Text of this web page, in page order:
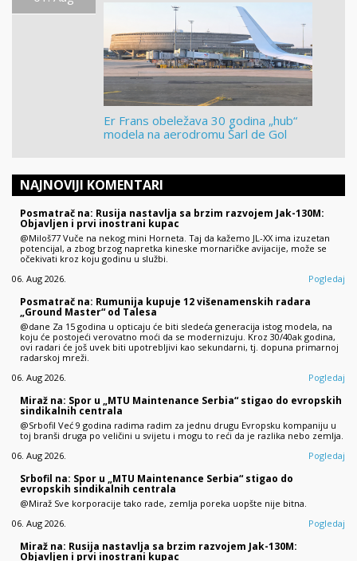
Er Frans obeležava 30 godina „hub“
modela na aerodromu Šarl de Gol
NAJNOVIJI KOMENTARI
Posmatrač na: Rusija nastavlja sa brzim razvojem Jak-130M:
Objavljen i prvi inostrani kupac
@Miloš77 Vuče na nekog mini Horneta. Taj da kažemo JL-XX ima izuzetan
potencijal, a zbog brzog napretka kineske mornaričke avijacije, može se
očekivati kroz koju godinu u službi.
06. Aug 2026.
Pogledaj
Posmatrač na: Rumunija kupuje 12 višenamenskih radara
„Ground Master“ od Talesa
@dane Za 15 godina u opticaju će biti sledeća generacija istog modela, na
koju će postojeći verovatno moći da se modernizuju. Kroz 30/40ak godina,
ovi radari će još uvek biti upotrebljivi kao sekundarni, tj. dopuna primarnoj
radarskoj mreži.
06. Aug 2026.
Pogledaj
Miraž na: Spor u „MTU Maintenance Serbia“ stigao do evropskih
sindikalnih centrala
@Srbofil Već 9 godina radima radim za jednu drugu Evropsku kompaniju u
toj branši druga po veličini u svijetu i mogu to reći da je razlika nebo zemlja.
06. Aug 2026.
Pogledaj
Srbofil na: Spor u „MTU Maintenance Serbia“ stigao do
evropskih sindikalnih centrala
@Miraž Sve korporacije tako rade, zemlja poreka uopšte nije bitna.
06. Aug 2026.
Pogledaj
Miraž na: Rusija nastavlja sa brzim razvojem Jak-130M:
Objavljen i prvi inostrani kupac